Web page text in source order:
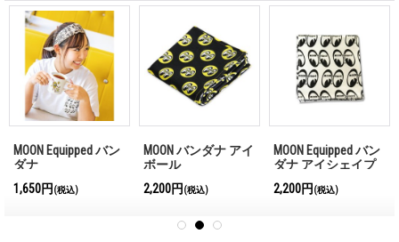
MOON Equipped バン
ダナ
1,650円 (税込)
MOON バンダナ アイ
ボール
2,200円 (税込)
MOON Equipped バン
ダナ アイシェイプ
2,200円 (税込)